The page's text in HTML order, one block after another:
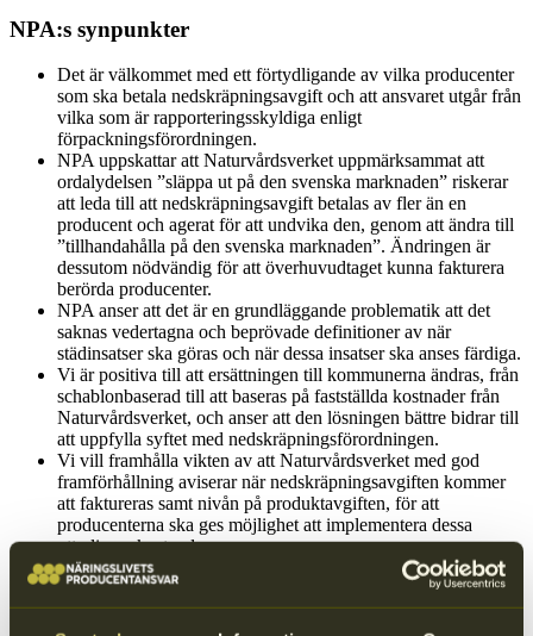
NPA:s synpunkter
Det är välkommet med ett förtydligande av vilka producenter
som ska betala nedskräpningsavgift och att ansvaret utgår från
vilka som är rapporteringsskyldiga enligt
förpackningsförordningen.
NPA uppskattar att Naturvårdsverket uppmärksammat att
ordalydelsen ”släppa ut på den svenska marknaden” riskerar
att leda till att nedskräpningsavgift betalas av fler än en
producent och agerat för att undvika den, genom att ändra till
”tillhandahålla på den svenska marknaden”. Ändringen är
dessutom nödvändig för att överhuvudtaget kunna fakturera
berörda producenter.
NPA anser att det är en grundläggande problematik att det
saknas vedertagna och beprövade definitioner av när
städinsatser ska göras och när dessa insatser ska anses färdiga.
Vi är positiva till att ersättningen till kommunerna ändras, från
schablonbaserad till att baseras på fastställda kostnader från
Naturvårdsverket, och anser att den lösningen bättre bidrar till
att uppfylla syftet med nedskräpningsförordningen.
Vi vill framhålla vikten av att Naturvårdsverket med god
framförhållning aviserar när nedskräpningsavgiften kommer
att faktureras samt nivån på produktavgiften, för att
producenterna ska ges möjlighet att implementera dessa
ytterligare kostnader.
För att fastställa kostnaden för de olika
engångsplastkategorierna, ska skräpmätningar utföras av
respektive kommun. Här anser vi att det finns brister som